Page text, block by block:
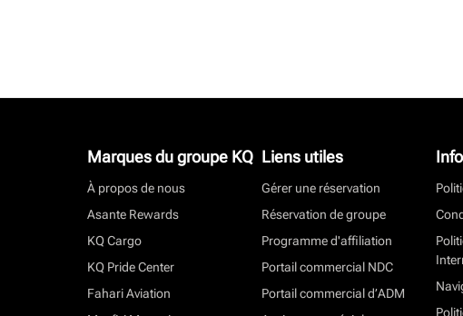
Marques du groupe KQ
À propos de nous
Asante Rewards
KQ Cargo
KQ Pride Center
Fahari Aviation
Liens utiles
Gérer une réservation
Réservation de groupe
Programme d'affiliation
Portail commercial NDC
Portail commercial d’ADM